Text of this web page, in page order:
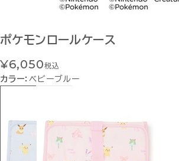
ポケモンロールケース
¥6,050税込
カラー：ベビーブルー